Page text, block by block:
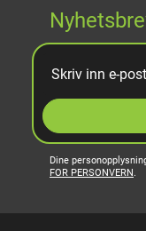
Dine
FOR PERSONVERN.